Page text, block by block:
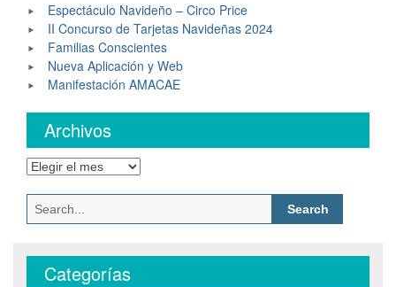
Espectáculo Navideño – Circo Price
II Concurso de Tarjetas Navideñas 2024
Familias Conscientes
Nueva Aplicación y Web
Manifestación AMACAE
Archivos
Categorías